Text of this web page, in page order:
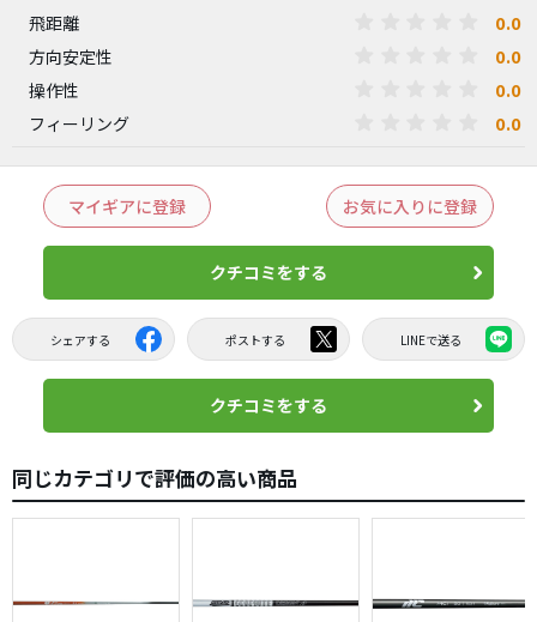
飛距離
0.0
方向安定性 0.0
操作性 0.0
フィーリング 0.0
マイギアに登録 お気に入りに登録
クチコミをする
シェアする ポストする LINEで送る
クチコミをする
同じカテゴリで評価の高い商品